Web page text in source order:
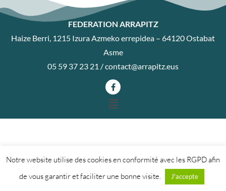
FEDERATION ARRAPITZ
Haize Berri, 1215 Izura Azmeko errepidea – 64120 Ostabat
Asme
05 59 37 23 21 /contact@arrapitz.eus
Notre website utilise des cookies en conformité avec les RGPD afin
de vous garantir et faciliter une bonne visite.
J'accepte